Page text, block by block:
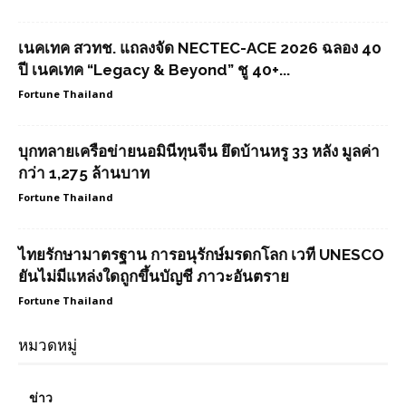
เนคเทค สวทช. แถลงจัด NECTEC-ACE 2026 ฉลอง 40
ปี เนคเทค “Legacy & Beyond” ชู 40+...
Fortune Thailand
บุกทลายเครือข่ายนอมินีทุนจีน ยึดบ้านหรู 33 หลัง มูลค่า
กว่า 1,275 ล้านบาท
Fortune Thailand
ไทยรักษามาตรฐาน การอนุรักษ์มรดกโลก เวที UNESCO
ยันไม่มีแหล่งใดถูกขึ้นบัญชี ภาวะอันตราย
Fortune Thailand
หมวดหมู่
ข่าว